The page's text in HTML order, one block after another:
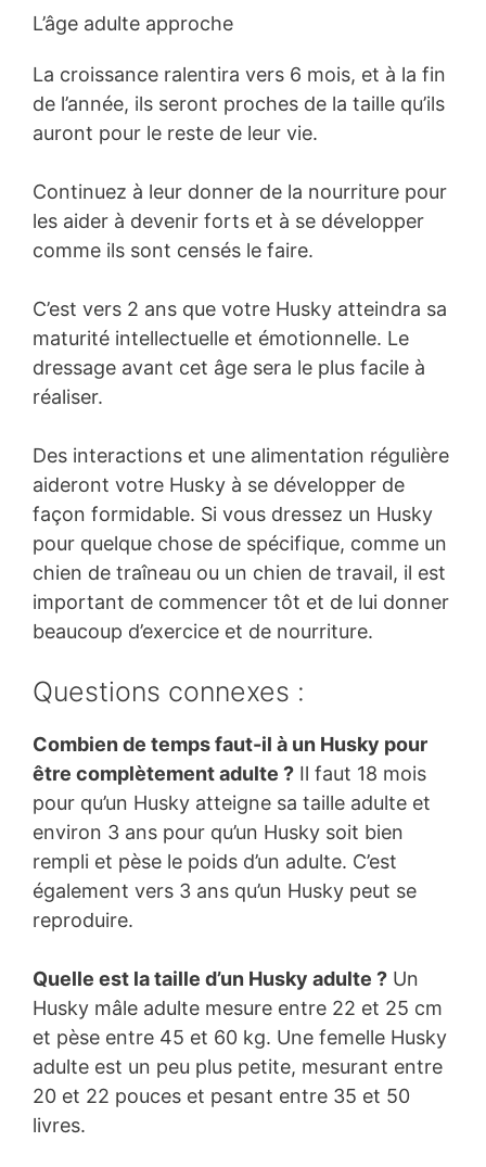
L’âge adulte approche
La croissance ralentira vers 6 mois, et à la fin
de l’année, ils seront proches de la taille qu’ils
auront pour le reste de leur vie.
Continuez à leur donner de la nourriture pour
les aider à devenir forts et à se développer
comme ils sont censés le faire.
C’est vers 2 ans que votre Husky atteindra sa
maturité intellectuelle et émotionnelle. Le
dressage avant cet âge sera le plus facile à
réaliser.
Des interactions et une alimentation régulière
aideront votre Husky à se développer de
façon formidable. Si vous dressez un Husky
pour quelque chose de spécifique, comme un
chien de traîneau ou un chien de travail, il est
important de commencer tôt et de lui donner
beaucoup d’exercice et de nourriture.
Questions connexes :
Combien de temps faut-il à un Husky pour
être complètement adulte ? Il faut 18 mois
pour qu’un Husky atteigne sa taille adulte et
environ 3 ans pour qu’un Husky soit bien
rempli et pèse le poids d’un adulte. C’est
également vers 3 ans qu’un Husky peut se
reproduire.
Quelle est la taille d’un Husky adulte ? Un
Husky mâle adulte mesure entre 22 et 25 cm
et pèse entre 45 et 60 kg. Une femelle Husky
adulte est un peu plus petite, mesurant entre
20 et 22 pouces et pesant entre 35 et 50
livres.